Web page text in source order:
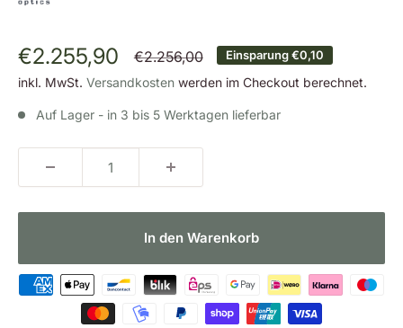
Sonderpreis
€2.255,90 Normalpreis
€2.256,00 Einsparung€0,10
inkl. MwSt. Versandkosten werden im Checkout berechnet.
Auf Lager - in 3 bis 5 Werktagen lieferbar
In den Warenkorb